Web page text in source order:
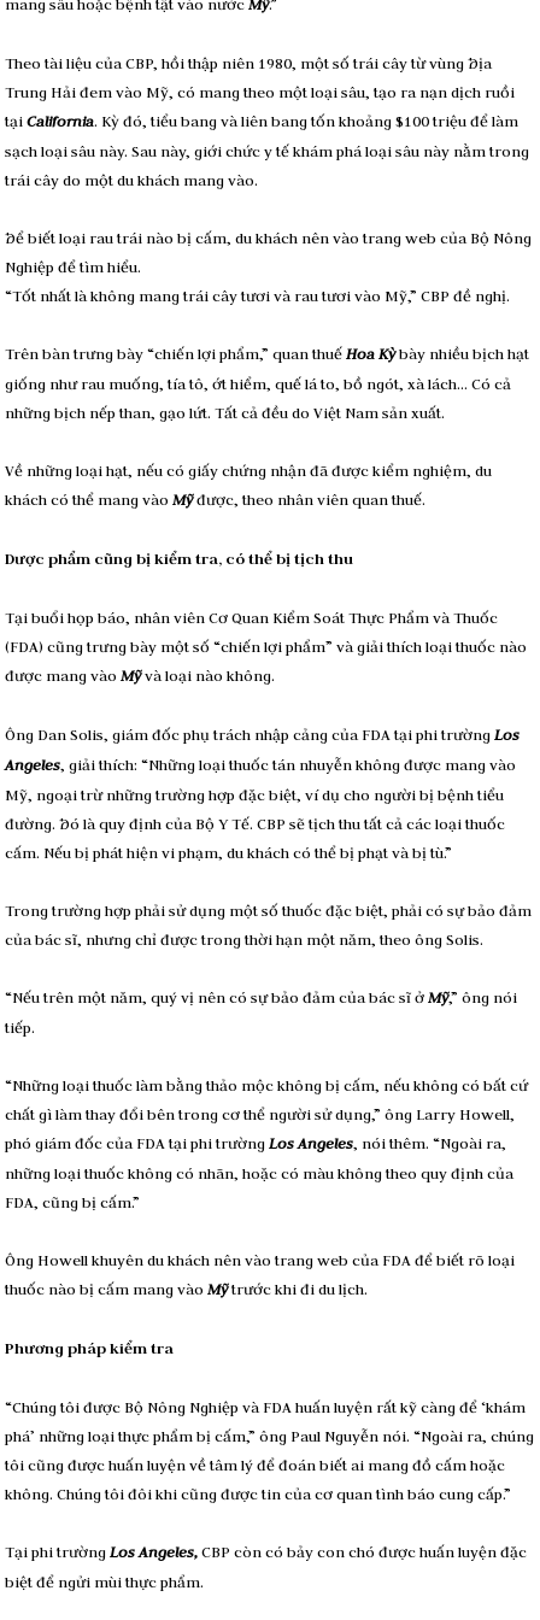
mang sâu hoặc bệnh tật vào nướcMỹ.”
Theo tài liệu của CBP, hồi thập niên 1980, một số trái cây từ vùng Ðịa
Trung Hải đem vào Mỹ, có mang theo một loại sâu, tạo ra nạn dịch ruồi
tạiCalifornia. Kỳ đó, tiểu bang và liên bang tốn khoảng $100 triệu để làm
sạch loại sâu này. Sau này, giới chức y tế khám phá loại sâu này nằm trong
trái cây do một du khách mang vào.
Ðể biết loại rau trái nào bị cấm, du khách nên vào trang web của Bộ Nông
Nghiệp để tìm hiểu.
“Tốt nhất là không mang trái cây tươi và rau tươi vào Mỹ,” CBP đề nghị.
Trên bàn trưng bày “chiến lợi phẩm,” quan thuếHoa Kỳbày nhiều bịch hạt
giống như rau muống, tía tô, ớt hiểm, quế lá to, bồ ngót, xà lách… Có cả
những bịch nếp than, gạo lứt. Tất cả đều do Việt Nam sản xuất.
Về những loại hạt, nếu có giấy chứng nhận đã được kiểm nghiệm, du
khách có thể mang vàoMỹđược, theo nhân viên quan thuế.
Dược phẩm cũng bị kiểm tra, có thể bị tịch thu
Tại buổi họp báo, nhân viên Cơ Quan Kiểm Soát Thực Phẩm và Thuốc
(FDA) cũng trưng bày một số “chiến lợi phẩm” và giải thích loại thuốc nào
được mang vào Mỹvà loại nào không.
Ông Dan Solis, giám đốc phụ trách nhập cảng của FDA tại phi trườngLos
Angeles, giải thích: “Những loại thuốc tán nhuyễn không được mang vào
Mỹ, ngoại trừ những trường hợp đặc biệt, ví dụ cho người bị bệnh tiểu
đường. Ðó là quy định của Bộ Y Tế. CBP sẽ tịch thu tất cả các loại thuốc
cấm. Nếu bị phát hiện vi phạm, du khách có thể bị phạt và bị tù.”
Trong trường hợp phải sử dụng một số thuốc đặc biệt, phải có sự bảo đảm
của bác sĩ, nhưng chỉ được trong thời hạn một năm, theo ông Solis.
“Nếu trên một năm, quý vị nên có sự bảo đảm của bác sĩ ởMỹ,” ông nói
tiếp.
“Những loại thuốc làm bằng thảo mộc không bị cấm, nếu không có bất cứ
chất gì làm thay đổi bên trong cơ thể người sử dụng,” ông Larry Howell,
phó giám đốc của FDA tại phi trườngLos Angeles, nói thêm. “Ngoài ra,
những loại thuốc không có nhãn, hoặc có màu không theo quy định của
FDA, cũng bị cấm.”
Ông Howell khuyên du khách nên vào trang web của FDA để biết rõ loại
thuốc nào bị cấm mang vàoMỹtrước khi đi du lịch.
Phương pháp kiểm tra
“Chúng tôi được Bộ Nông Nghiệp và FDA huấn luyện rất kỹ càng để ‘khám
phá’ những loại thực phẩm bị cấm,” ông Paul Nguyễn nói. “Ngoài ra, chúng
tôi cũng được huấn luyện về tâm lý để đoán biết ai mang đồ cấm hoặc
không. Chúng tôi đôi khi cũng được tin của cơ quan tình báo cung cấp.”
Tại phi trườngLos Angeles,CBP còn có bảy con chó được huấn luyện đặc
biệt để ngửi mùi thực phẩm.